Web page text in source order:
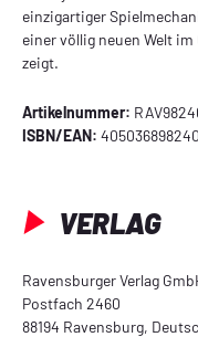
einzigartiger
einer völlig neuen Welt
zeigt.
Artikelnummer:
ISBN/EAN:
VERLAG
Ravensburger Verlag
Postfach 2460
88194 Ravensburg,